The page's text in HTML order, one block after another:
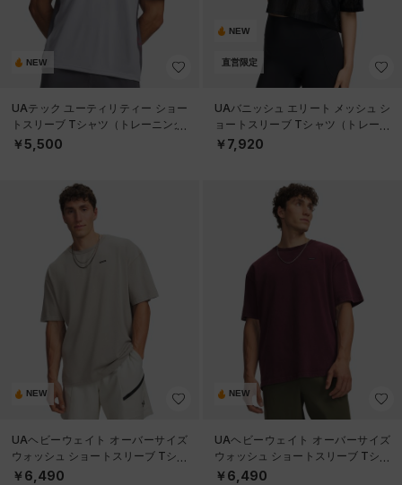
NEW
UAテック ユーティリティー ショー
トスリーブ Tシャツ（トレーニング/
MEN）
￥5,500
NEW
直営限定
UAバニッシュ エリート メッシュ シ
ョートスリーブ Tシャツ（トレーニ
ング/WOMEN）
￥7,920
NEW
UAヘビーウェイト オーバーサイズ
ウォッシュ ショートスリーブ Tシャ
ツ（ライフスタイル/MEN）
￥6,490
NEW
UAヘビーウェイト オーバーサイズ
ウォッシュ ショートスリーブ Tシャ
ツ（ライフスタイル/MEN）
￥6,490